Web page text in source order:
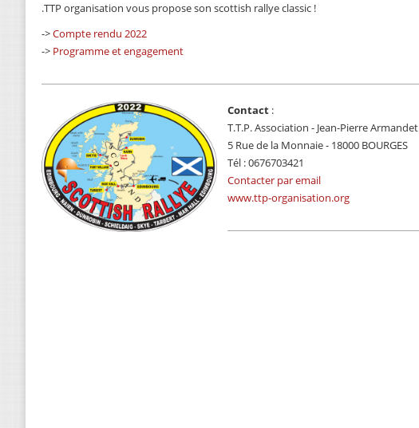
.TTP organisation vous propose son scottish rallye classic !
->Compte rendu 2022
-> Programme et engagement
Contact :
T.T.P. Association - Jean-Pierre Armandet
5 Rue de la Monnaie - 18000 BOURGES
Tél : 0676703421
Contacter par email
www.ttp-organisation.org